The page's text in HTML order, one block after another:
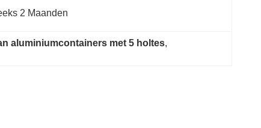
2 Maanden
aluminiumcontainers met 5 holtes,